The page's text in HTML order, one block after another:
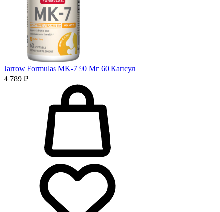
Jarrow Formulas MK-7 90 Мг 60 Капсул
4 789 ₽